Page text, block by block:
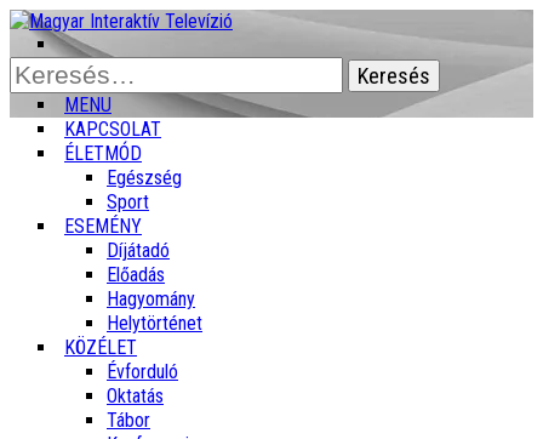
Keresés:
MENU
KAPCSOLAT
ÉLETMÓD
Egészség
Sport
ESEMÉNY
Díjátadó
Előadás
Hagyomány
Helytörténet
KÖZÉLET
Évforduló
Oktatás
Tábor